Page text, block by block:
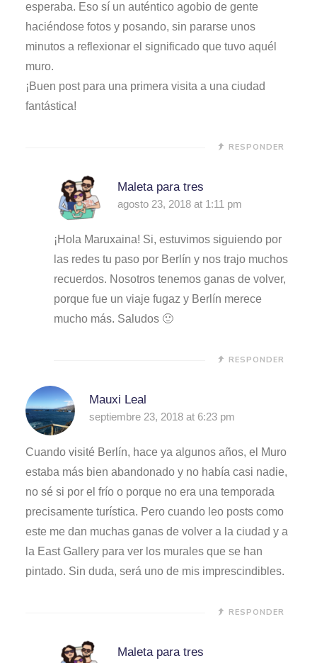
esperaba. Eso sí un auténtico agobio de gente
haciéndose fotos y posando, sin pararse unos
minutos a reflexionar el significado que tuvo aquél
muro.
¡Buen post para una primera visita a una ciudad
fantástica!
RESPONDER
Maleta para tres
agosto 23, 2018 at 1:11 pm
¡Hola Maruxaina! Si, estuvimos siguiendo por
las redes tu paso por Berlín y nos trajo muchos
recuerdos. Nosotros tenemos ganas de volver,
porque fue un viaje fugaz y Berlín merece
mucho más. Saludos 🙂
RESPONDER
Mauxi Leal
septiembre 23, 2018 at 6:23 pm
Cuando visité Berlín, hace ya algunos años, el Muro
estaba más bien abandonado y no había casi nadie,
no sé si por el frío o porque no era una temporada
precisamente turística. Pero cuando leo posts como
este me dan muchas ganas de volver a la ciudad y a
la East Gallery para ver los murales que se han
pintado. Sin duda, será uno de mis imprescindibles.
RESPONDER
Maleta para tres